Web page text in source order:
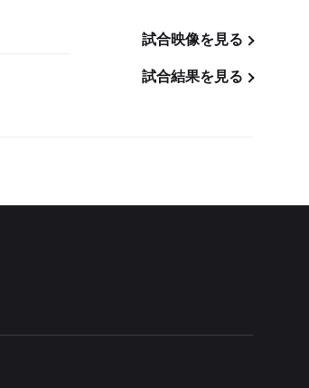
試合映像を見る
試合結果を見る